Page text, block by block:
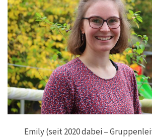
Emily (seit 2020 dabei –